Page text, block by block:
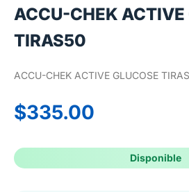
ACCU-CHEK ACTIVE
TIRAS50
ACCU-CHEK ACTIVE GLUCOSE
$335.00
Disponible